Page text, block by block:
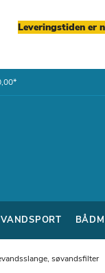
Leveringstiden er
Skip
VANDSPORT
søvandsfilter